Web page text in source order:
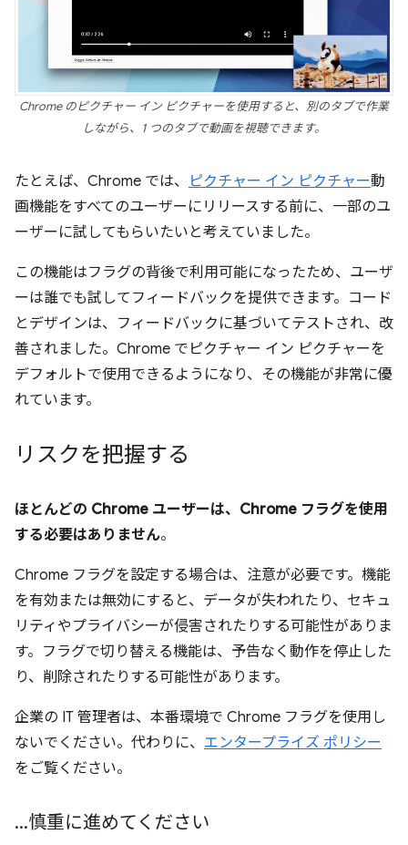
Chrome のピクチャー イン ピクチャーを使用すると、別のタブで作業
しながら、1 つのタブで動画を視聴できます。
たとえば、Chrome では、 ピクチャー イン ピクチャー動
画機能をすべてのユーザーにリリースする前に、一部のユ
ーザーに試してもらいたいと考えていました。
この機能はフラグの背後で利用可能になったため、ユーザ
ーは誰でも試してフィードバックを提供できます。コード
とデザインは、フィードバックに基づいてテストされ、改
善されました。Chrome でピクチャー イン ピクチャーを
デフォルトで使用できるようになり、その機能が非常に優
れています。
リスクを把握する
ほとんどの Chrome ユーザーは、Chrome フラグを使用
する必要はありません。
Chrome フラグを設定する場合は、注意が必要です。機能
を有効または無効にすると、データが失われたり、セキュ
リティやプライバシーが侵害されたりする可能性がありま
す。フラグで切り替える機能は、予告なく動作を停止した
り、削除されたりする可能性があります。
企業の IT 管理者は、本番環境で Chrome フラグを使用し
ないでください。代わりに、 エンタープライズ ポリシー
をご覧ください。
...慎重に進めてください